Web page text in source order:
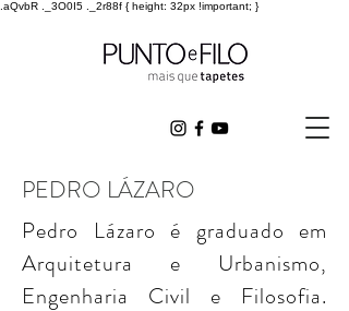
.aQvbR ._3O0I5 ._2r88f { height: 32px !important; }
PEDRO LÁZARO
Pedro Lázaro é graduado em
Arquitetura e Urbanismo,
Engenharia Civil e Filosofia.